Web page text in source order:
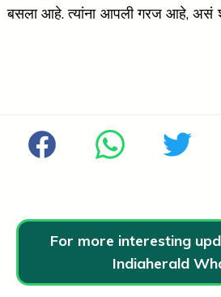
बसला आहे. त्यांना आपली गरज आहे, असं
For more interesting
Indiaherald